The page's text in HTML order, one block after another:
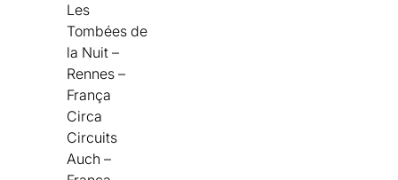
Les
Tombées de
la Nuit –
Rennes –
França
Circa
Circuits
Auch –